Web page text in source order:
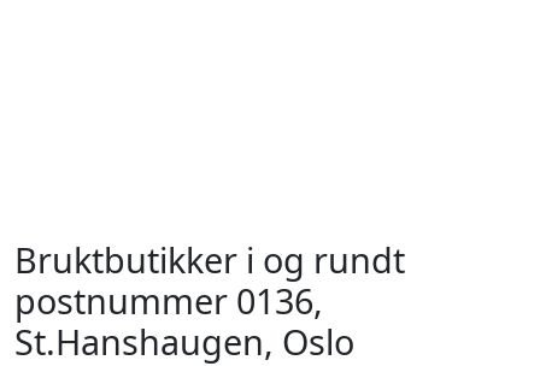
Bruktbutikker i og rundt
postnummer 0136,
St.Hanshaugen, Oslo